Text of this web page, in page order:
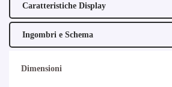
Dimensioni
Caratteristiche Display
Ingombri e Schema